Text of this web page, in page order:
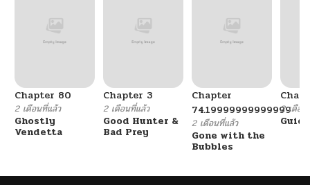
Chapter 80
2 เดือนที่แล้ว
Ghostly
Vendetta
Chapter 3
2 เดือนที่แล้ว
Good Hunter &
Bad Prey
Chapter
74.19999999999999
2 เดือนที่แล้ว
Gone with the
Bubbles
2 เดือน